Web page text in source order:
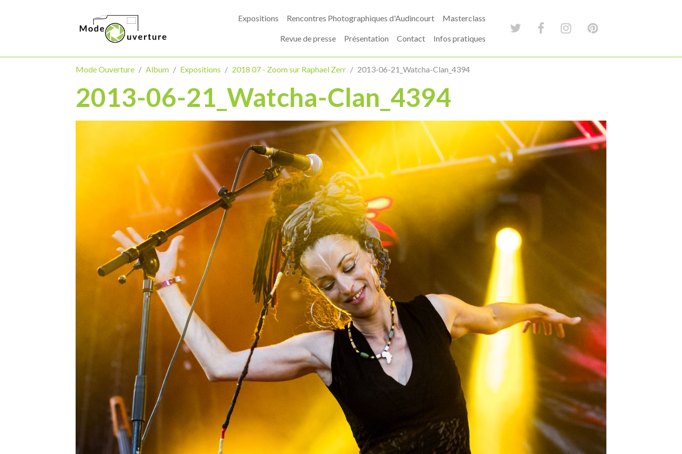
Expositions Rencontres Photographiques d'Audincourt Masterclass
Revue de presse Présentation Contact Infos pratiques
Mode Ouverture Album Expositions 2018 07 - Zoom sur Raphael Zerr 2013-06-21_Watcha-Clan_4394
2013-06-21_Watcha-Clan_4394